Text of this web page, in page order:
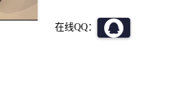
在线QQ：